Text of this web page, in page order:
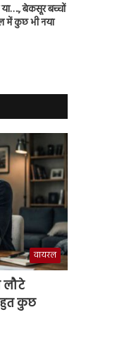
बेकसूर बच्चों
में कुछ भी नया
वायरल
लौटे
कुछ